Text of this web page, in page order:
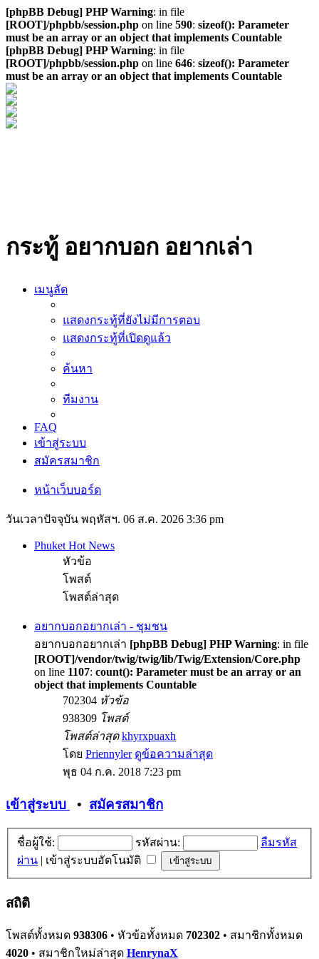
[phpBB Debug] PHP Warning: in file
[ROOT]/phpbb/session.php on line 590: sizeof(): Parameter
must be an array or an object that implements Countable
[phpBB Debug] PHP Warning: in file
[ROOT]/phpbb/session.php on line 646: sizeof(): Parameter
must be an array or an object that implements Countable
กระทู้ อยากบอก อยากเล่า
เมนูลัด
แสดงกระทู้ที่ยังไม่มีการตอบ
แสดงกระทู้ที่เปิดดูแล้ว
ค้นหา
ทีมงาน
FAQ
เข้าสู่ระบบ
สมัครสมาชิก
หน้าเว็บบอร์ด
วันเวลาปัจจุบัน พฤหัสฯ. 06 ส.ค. 2026 3:36 pm
Phuket Hot News
หัวข้อ
โพสต์
โพสต์ล่าสุด
อยากบอกอยากเล่า - ชุมชน
อยากบอกอยากเล่า [phpBB Debug] PHP Warning: in file
[ROOT]/vendor/twig/twig/lib/Twig/Extension/Core.php
on line 1107: count(): Parameter must be an array or an
object that implements Countable
702304 หัวข้อ
938309 โพสต์
โพสต์ล่าสุด khyrxpuaxh
โดย Priennyler ดูข้อความล่าสุด
พุธ 04 ก.ค. 2018 7:23 pm
เข้าสู่ระบบ • สมัครสมาชิก
ชื่อผู้ใช้: รหัสผ่าน:
ลืมรหัส
ผ่าน | เข้าสู่ระบบอัตโนมัติ
สถิติ
โพสต์ทั้งหมด 938306 • หัวข้อทั้งหมด 702302 • สมาชิกทั้งหมด
4020 • สมาชิกใหม่ล่าสุด HenrynaX